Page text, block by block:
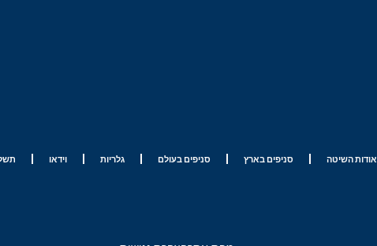
אודות השיטה סניפים בארץ סניפים בעולם גלריות וידאו